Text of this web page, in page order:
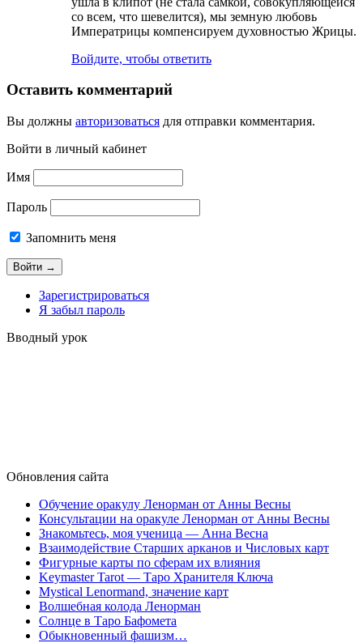
со всем, что шевелится), мы земную любовь
Императрицы компенсируем духовностью Жрицы.
Войдите, чтобы ответить
Оставить комментарий
Вы должны авторизоваться для отправки комментария.
Войти в личный кабинет
Имя
Пароль
Запомнить меня
Зарегистрироваться
Я забыл пароль
Вводный урок
Обновления сайта
Обучение оракулу Ленорман от Анны Весны
Консультации на оракуле Ленорман от Анны Весны
Знакомьтесь, моя ученица — Анна Весна
Взаимодействие Старших арканов и Числовых карт
Фигурные карты по сферам их влияния
Keymaster Tarot — Таро Хранителя Ключа
Mystical Lenormand, значение карт
Волшебная колода Ленорман
Солнце в Таро Бафомета
Обыкновенный фашизм…